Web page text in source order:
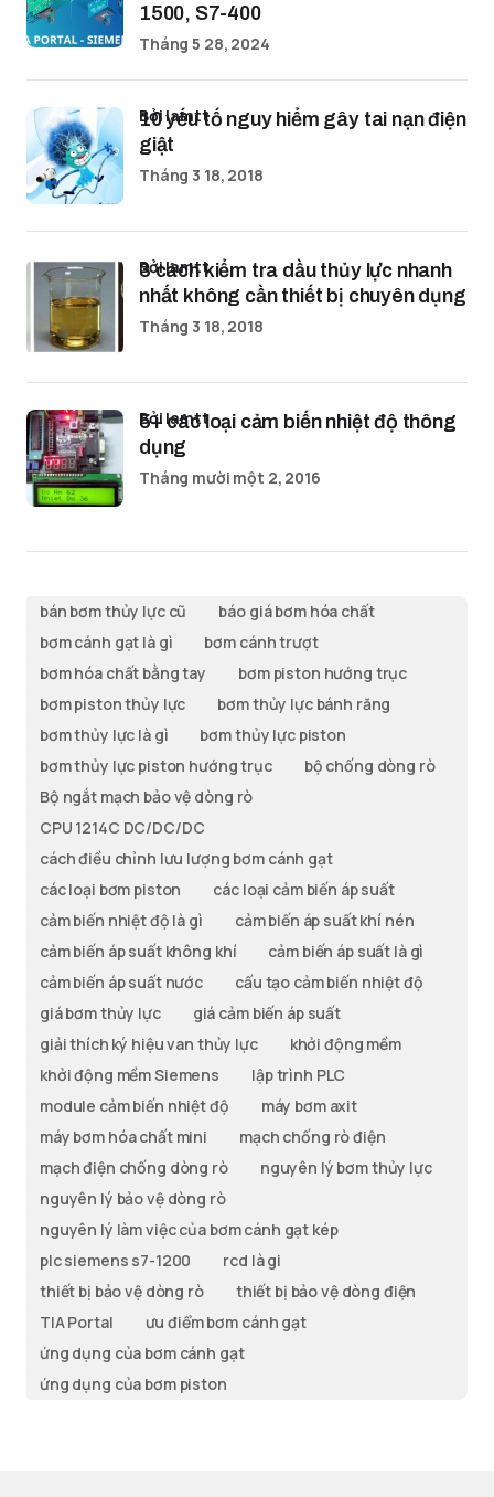
1500, S7-400
Tháng 5 28, 2024
10 yếu tố nguy hiểm gây tai nạn điện
giật
bởi lamtt
Tháng 3 18, 2018
3 cách kiểm tra dầu thủy lực nhanh
nhất không cần thiết bị chuyên dụng
bởi lamtt
Tháng 3 18, 2018
5+ các loại cảm biến nhiệt độ thông
dụng
bởi lamtt
Tháng mười một 2, 2016
bán bơm thủy lực cũ
báo giá bơm hóa chất
bơm cánh gạt là gì
bơm cánh trượt
bơm hóa chất bằng tay
bơm piston hướng trục
bơm piston thủy lực
bơm thủy lực bánh răng
bơm thủy lực là gì
bơm thủy lực piston
bơm thủy lực piston hướng trục
bộ chống dòng rò
Bộ ngắt mạch bảo vệ dòng rò
CPU 1214C DC/DC/DC
cách điều chỉnh lưu lượng bơm cánh gạt
các loại bơm piston
các loại cảm biến áp suất
cảm biến nhiệt độ là gì
cảm biến áp suất khí nén
cảm biến áp suất không khí
cảm biến áp suất là gì
cảm biến áp suất nước
cấu tạo cảm biến nhiệt độ
giá bơm thủy lực
giá cảm biến áp suất
giải thích ký hiệu van thủy lực
khởi động mềm
khởi động mềm Siemens
lập trình PLC
module cảm biến nhiệt độ
máy bơm axit
máy bơm hóa chất mini
mạch chống rò điện
mạch điện chống dòng rò
nguyên lý bơm thủy lực
nguyên lý bảo vệ dòng rò
nguyên lý làm việc của bơm cánh gạt kép
plc siemens s7-1200
rcd là gi
thiết bị bảo vệ dòng rò
thiết bị bảo vệ dòng điện
TIA Portal
ưu điểm bơm cánh gạt
ứng dụng của bơm cánh gạt
ứng dụng của bơm piston